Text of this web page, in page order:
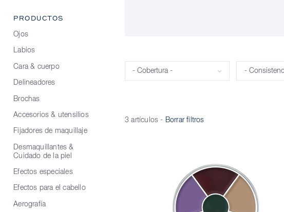
PRODUCTOS
Ojos
Labios
Cara & cuerpo
Delineadores
Brochas
Accesorios & utensilios
Fijadores de maquillaje
Desmaquillantes &
Cuidado de la piel
Efectos especiales
Efectos para el cabello
Aerografía
Cobertura Consistencia
3 artículos - Borrar filtros